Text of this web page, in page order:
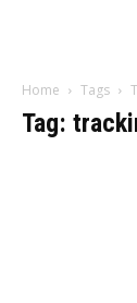
Home Tags
Tag: